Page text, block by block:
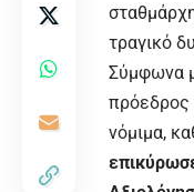
τραγικό
Σύμφωνα
πρόεδρος
νόμιμα,